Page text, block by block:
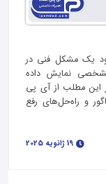
یک مشکل فنی در
نمایش داده
این مطلب از آی پی
و راه‌حل‌های رفع